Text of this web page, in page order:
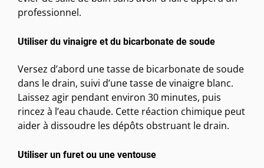
professionnel.
Utiliser du vinaigre et du bicarbonate de soude
Versez d’abord une tasse de bicarbonate de soude
dans le drain, suivi d’une tasse de vinaigre blanc.
Laissez agir pendant environ 30 minutes, puis
rincez à l’eau chaude. Cette réaction chimique peut
aider à dissoudre les dépôts obstruant le drain.
Utiliser un furet ou une ventouse